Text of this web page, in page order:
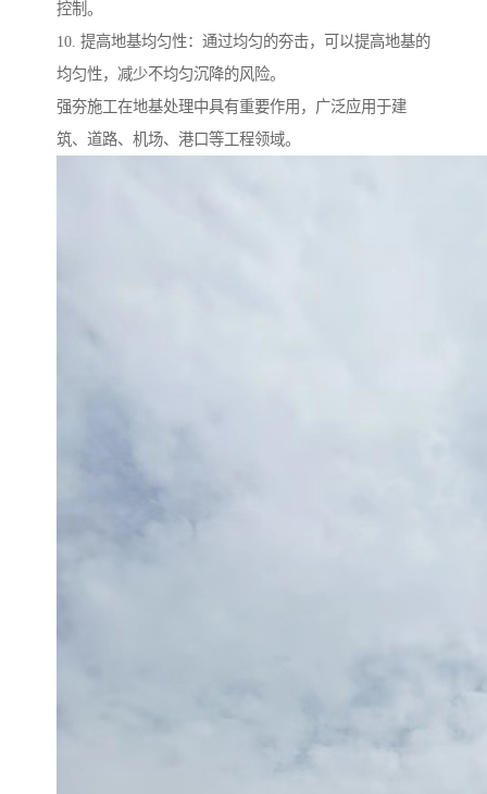
控制。
10. 提高地基均匀性：通过均匀的夯击，可以提高地基的
均匀性，减少不均匀沉降的风险。
强夯施工在地基处理中具有重要作用，广泛应用于建
筑、道路、机场、港口等工程领域。